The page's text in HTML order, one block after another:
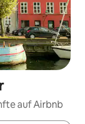
auf Airbnb